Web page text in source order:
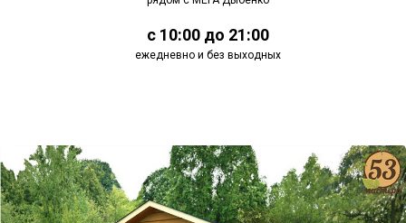
с 10:00 до 21:00
ежедневно и без выходных